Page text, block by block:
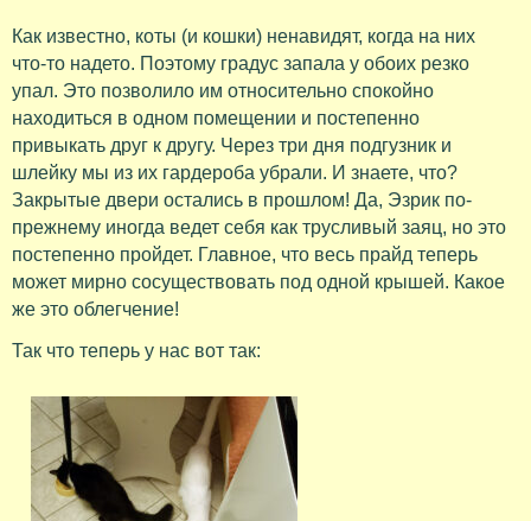
Как известно, коты (и кошки) ненавидят, когда на них
что-то надето. Поэтому градус запала у обоих резко
упал. Это позволило им относительно спокойно
находиться в одном помещении и постепенно
привыкать друг к другу. Через три дня подгузник и
шлейку мы из их гардероба убрали. И знаете, что?
Закрытые двери остались в прошлом! Да, Эзрик по-
прежнему иногда ведет себя как трусливый заяц, но это
постепенно пройдет. Главное, что весь прайд теперь
может мирно сосуществовать под одной крышей. Какое
же это облегчение!
Так что теперь у нас вот так: